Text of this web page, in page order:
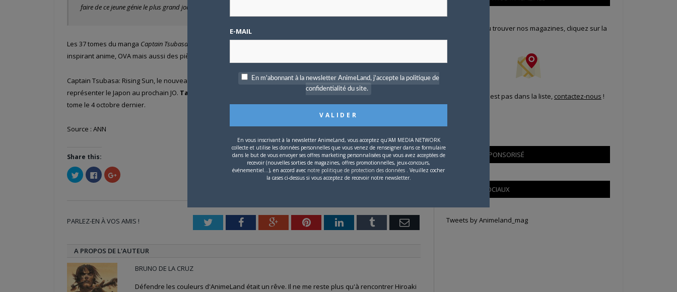
faire de ce jeune génie le plus grand joueur de foot japonais !”
Les 37 tomes du manga Captain Tsubasa
inspirant anime, OVA mais aussi des pièces de théâtre. Le titre est disponible dans 20 pays.
Captain Tsubasa: Rising Sun, le nouveau titre de la franchise, met en scène Tsubasa dans sa volonté de
représenter le Japon au prochain JO. Takahashi a lancé le manga en décembre 2013, etShueisha
tome le 4 octobre dernier.
Source : ANN
Share this:
Cliquez
pour
partager
fenêtre)
Cliquez
pour
partager
fenêtre)
Cliquez
pour
nouvelle
PARLEZ-EN À VOS AMIS ! TwitterFacebookGoogle+PinterestLinkedInTumblr Email
A PROPOS DE L'AUTEUR
BRUNO DE LA CRUZ
Défendre les couleurs d'AnimeLand était un rêve. Il ne me reste plus qu'à rencontrer Hiroaki
Pour savoir où trouver nos magazines, cliquez sur la
Si votre ville n'est pas dans la liste, contactez-nous !
CONTENU SPONSORISÉ
RÉSEAUX SOCIAUX
Tweets by Animeland_mag
E-MAIL
En m'abonnant à la newsletter AnimeLand, j'accepte la politique de
confidentialité du site.
En vous inscrivant à la newsletter AnimeLand, vous acceptez qu'AM MEDIA NETWORK
collecte et utilise les données personnelles que vous venez de renseigner dans ce formulaire
dans le but de vous envoyer ses offres marketing personnalisées que vous avez acceptées de
recevoir (nouvelles sorties de magazines, offres promotionnelles, jeux-concours,
événementiel...), en accord avec notre politique de protection des données . Veuillez cocher
la cases ci-dessus si vous acceptez de recevoir notre newsletter.